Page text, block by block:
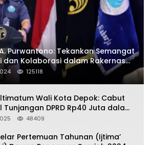
Purwantono: Tekankan Semangat
dan Kolaborasi dalam Rakernas
Pekerja Jasa Raharja
125118
Wali Kota Depok: Cabut
Tunjangan DPRD Rp40 Juta dalam
Hadapi Aksi Rakyat
48409
Pertemuan Tahunan (Ijtima’